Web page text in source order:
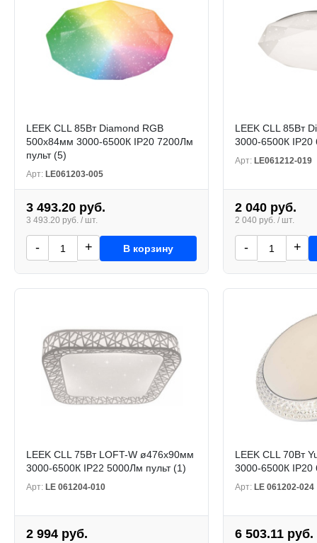
LEEK CLL 85Вт Diamond RGB
500х84мм 3000-6500К IP20 7200Лм
пульт (5)
Арт: LE061203-005
3 493.20 руб.
3 493.20 руб. / шт.
- + В корзину
LEEK CLL 85Вт
3000-6500К IP20
Арт: LE061212-019
2 040 руб.
2 040 руб. / шт.
- +
LEEK CLL 75Вт LOFT-W ø476х90мм
3000-6500К IP22 5000Лм пульт (1)
Арт: LE 061204-010
2 994 руб.
LEEK CLL 70Вт
3000-6500К IP20
Арт: LE 061202-024
6 503.11 руб.